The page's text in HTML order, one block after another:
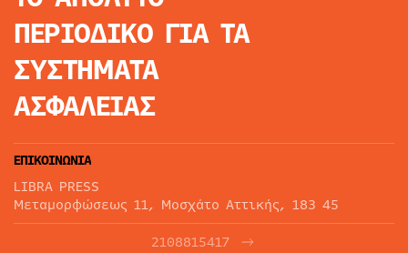
ΠΕΡΙΟΔΙΚΟ ΓΙΑ ΤΑ
ΣΥΣΤΗΜΑΤΑ
ΑΣΦΑΛΕΙΑΣ
ΕΠΙΚΟΙΝΩΝΙΑ
LIBRA PRESS
Μεταμορφώσεως 11, Μοσχάτο Αττικής, 183 45
2108815417